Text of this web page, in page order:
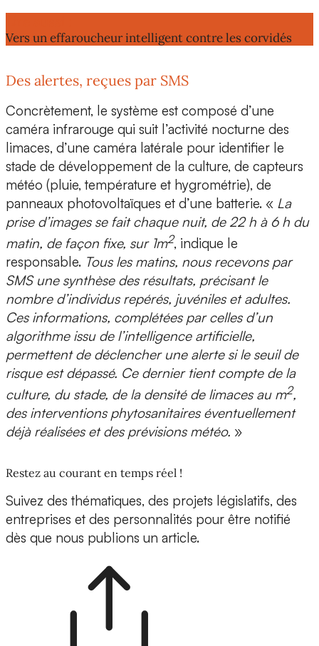
Vers un effaroucheur intelligent contre les corvidés
Des alertes, reçues par SMS
Concrètement, le système est composé d’une
caméra infrarouge qui suit l’activité nocturne des
limaces, d’une caméra latérale pour identifier le
stade de développement de la culture, de capteurs
météo (pluie, température et hygrométrie), de
panneaux photovoltaïques et d’une batterie. « La
prise d’images se fait chaque nuit, de 22 h à 6 h du
matin, de façon fixe, sur 1m2, indique le
responsable. Tous les matins, nous recevons par
SMS une synthèse des résultats, précisant le
nombre d’individus repérés, juvéniles et adultes.
Ces informations, complétées par celles d’un
algorithme issu de l’intelligence artificielle,
permettent de déclencher une alertesi le seuil de
risque est dépassé. Ce dernier tient compte de la
culture, du stade, de la densité de limaces au m2,
des interventions phytosanitaires éventuellement
déjà réalisées et des prévisions météo. »
Restez au courant en temps réel !
Suivez des thématiques, des projets législatifs, des
entreprises et des personnalités pour être notifié
dès que nous publions un article.